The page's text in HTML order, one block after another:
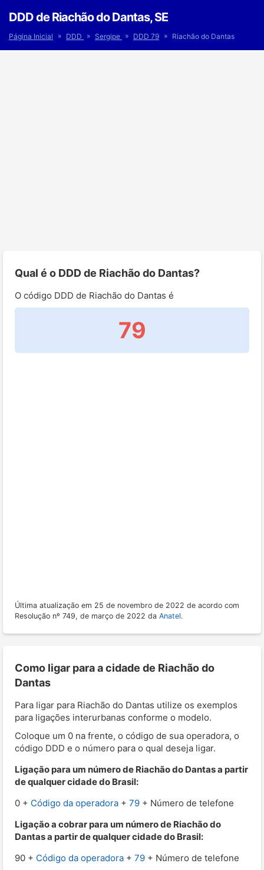
DDD de Riachão do Dantas, SE
Página Inicial » DDD » Sergipe » DDD 79 » Riachão do Dantas
Qual é o DDD de Riachão do Dantas?
O código DDD de Riachão do Dantas é
79
Última atualização em 25 de novembro de 2022 de acordo com
Resolução nº 749, de março de 2022 da Anatel.
Como ligar para a cidade de Riachão do
Dantas
Para ligar para Riachão do Dantas utilize os exemplos
para ligações interurbanas conforme o modelo.
Coloque um 0 na frente, o código de sua operadora, o
código DDD e o número para o qual deseja ligar.
Ligação para um número de Riachão do Dantas a partir
de qualquer cidade do Brasil:
0 + Código da operadora + 79 + Número de telefone
Ligação a cobrar para um número de Riachão do
Dantas a partir de qualquer cidade do Brasil:
90 + Código da operadora + 79 + Número de telefone